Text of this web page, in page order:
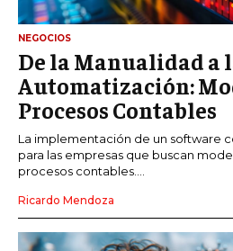
NEGOCIOS
De la Manualidad a
Automatización:
Procesos Contables
La implementación de un software
para las empresas que buscan
procesos contables....
Ricardo Mendoza